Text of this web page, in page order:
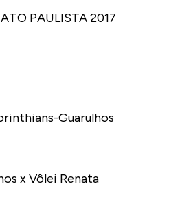
PAULISTA 2017
Guarulhos
x Vôlei Renata